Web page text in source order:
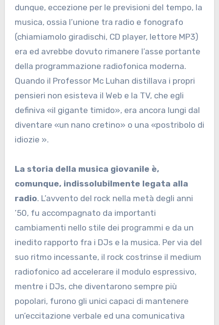
dunque, eccezione per le previsioni del tempo, la
musica, ossia l’unione tra radio e fonografo
(chiamiamolo giradischi, CD player, lettore MP3)
era ed avrebbe dovuto rimanere l’asse portante
della programmazione radiofonica moderna.
Quando il Professor Mc Luhan distillava i propri
pensieri non esisteva il Web e la TV, che egli
definiva «il gigante timido», era ancora lungi dal
diventare «un nano cretino» o una «postribolo di
idiozie ».
La storia della musica giovanile è,
comunque, indissolubilmente legata alla
radio. L’avvento del rock nella metà degli anni
’50, fu accompagnato da importanti
cambiamenti nello stile dei programmi e da un
inedito rapporto fra i DJs e la musica. Per via del
suo ritmo incessante, il rock costrinse il medium
radiofonico ad accelerare il modulo espressivo,
mentre i DJs, che diventarono sempre più
popolari, furono gli unici capaci di mantenere
un’eccitazione verbale ed una comunicativa